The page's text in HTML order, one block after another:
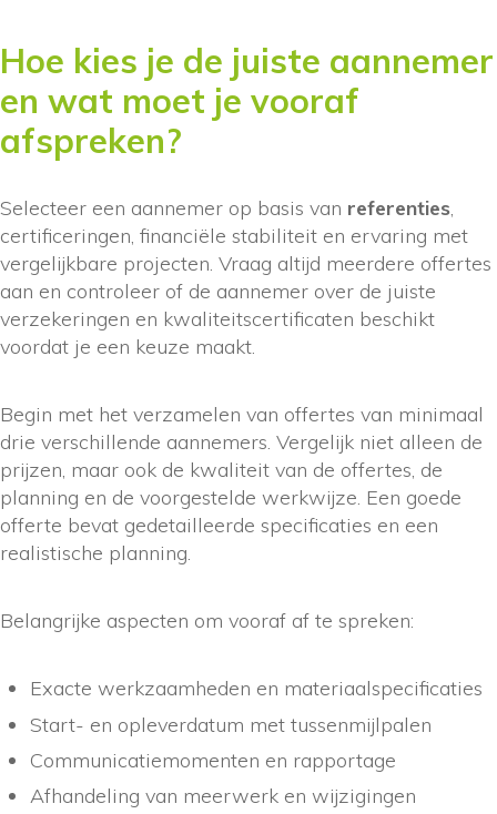
Hoe kies je de juiste aannemer
en wat moet je vooraf
afspreken?
Selecteer een aannemer op basis van referenties,
certificeringen, financiële stabiliteit en ervaring met
vergelijkbare projecten. Vraag altijd meerdere offertes
aan en controleer of de aannemer over de juiste
verzekeringen en kwaliteitscertificaten beschikt
voordat je een keuze maakt.
Begin met het verzamelen van offertes van minimaal
drie verschillende aannemers. Vergelijk niet alleen de
prijzen, maar ook de kwaliteit van de offertes, de
planning en de voorgestelde werkwijze. Een goede
offerte bevat gedetailleerde specificaties en een
realistische planning.
Belangrijke aspecten om vooraf af te spreken:
Exacte werkzaamheden en materiaalspecificaties
Start- en opleverdatum met tussenmijlpalen
Communicatiemomenten en rapportage
Afhandeling van meerwerk en wijzigingen